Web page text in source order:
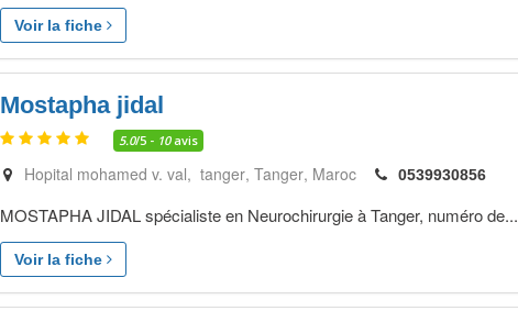
Voir la fiche
Mostapha jidal
5.0/5 - 10avis
Hopital mohamed v. val, tanger Tanger Maroc 0539930856
MOSTAPHA JIDAL spécialiste en Neurochirurgie à Tanger, numéro de...
Voir la fiche